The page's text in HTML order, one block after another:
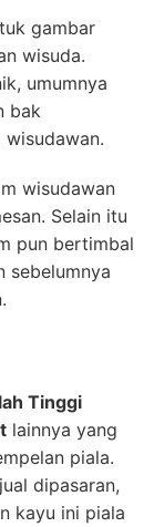
gambar
wisuda.
umumnya
bak
wisudawan
Selain itu
pun bertimbal
sebelumnya
Tinggi
lainnya yang
piala.
dipasaran,
kayu ini piala